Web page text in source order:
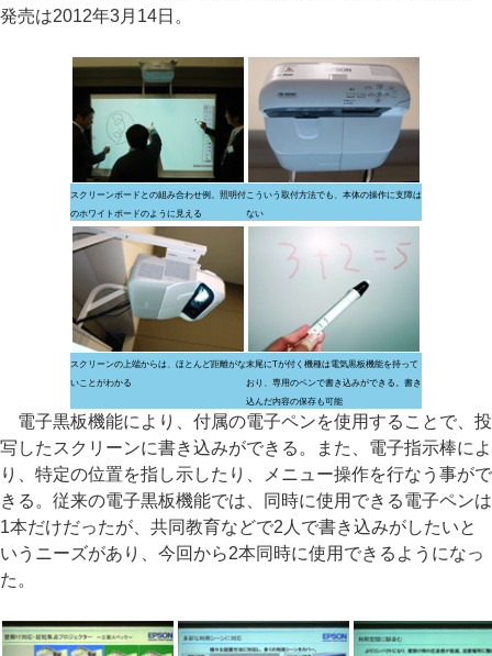
発売は2012年3月14日。
スクリーンボードとの組み合わせ例。照明付
のホワイトボードのように見える
こういう取付方法でも、本体の操作に支障は
ない
スクリーンの上端からは、ほとんど距離がな
いことがわかる
末尾にTが付く機種は電気黒板機能を持って
おり、専用のペンで書き込みができる。書き
込んだ内容の保存も可能
電子黒板機能により、付属の電子ペンを使用することで、投
写したスクリーンに書き込みができる。また、電子指示棒によ
り、特定の位置を指し示したり、メニュー操作を行なう事がで
きる。従来の電子黒板機能では、同時に使用できる電子ペンは
1本だけだったが、共同教育などで2人で書き込みがしたいと
いうニーズがあり、今回から2本同時に使用できるようになっ
た。